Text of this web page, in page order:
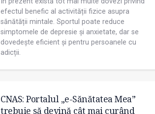
efectul benefic al activității fizice asupra
sănătății mintale. Sportul poate reduce
simptomele de depresie și anxietate, dar se
dovedește eficient și pentru persoanele cu
adicții.
CNAS: Portalul „e-Sănătatea Mea”
trebuie să devină cât mai curând